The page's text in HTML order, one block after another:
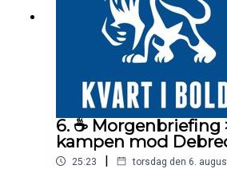
6. ☕️ Morgenbriefing
kampen mod
25:23 | torsdag den 6.